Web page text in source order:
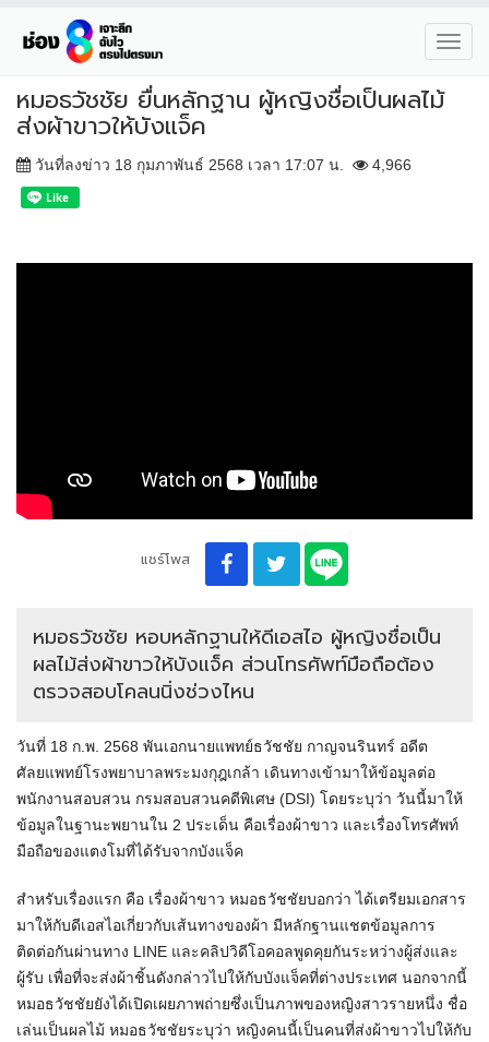
หมอธวัชชัย ยื่นหลักฐาน ผู้หญิงชื่อเป็นผลไม้
ส่งผ้าขาวให้บังแจ็ค
วันที่ลงข่าว 18 กุมภาพันธ์ 2568 เวลา 17:07 น. 4,966
แชร์โพส
หมอธวัชชัย หอบหลักฐานให้ดีเอสไอ ผู้หญิงชื่อเป็น
ผลไม้ส่งผ้าขาวให้บังแจ็ค ส่วนโทรศัพท์มือถือต้อง
ตรวจสอบโคลนนิ่งช่วงไหน
วันที่ 18 ก.พ. 2568 พันเอกนายแพทย์ธวัชชัย กาญจนรินทร์ อดีต
ศัลยแพทย์โรงพยาบาลพระมงกุฎเกล้า เดินทางเข้ามาให้ข้อมูลต่อ
พนักงานสอบสวน กรมสอบสวนคดีพิเศษ (DSI) โดยระบุว่า วันนี้มาให้
ข้อมูลในฐานะพยานใน 2 ประเด็น คือเรื่องผ้าขาว และเรื่องโทรศัพท์
มือถือของแตงโมที่ได้รับจากบังแจ็ค
สำหรับเรื่องแรก คือ เรื่องผ้าขาว หมอธวัชชัยบอกว่า ได้เตรียมเอกสาร
มาให้กับดีเอสไอเกี่ยวกับเส้นทางของผ้า มีหลักฐานแชตข้อมูลการ
ติดต่อกันผ่านทาง LINE และคลิปวิดีโอคอลพูดคุยกันระหว่างผู้ส่งและ
ผู้รับ เพื่อที่จะส่งผ้าชิ้นดังกล่าวไปให้กับบังแจ็คที่ต่างประเทศ นอกจากนี้
หมอธวัชชัยยังได้เปิดเผยภาพถ่ายซึ่งเป็นภาพของหญิงสาวรายหนึ่ง ชื่อ
เล่นเป็นผลไม้ หมอธวัชชัยระบุว่า หญิงคนนี้เป็นคนที่ส่งผ้าขาวไปให้กับ